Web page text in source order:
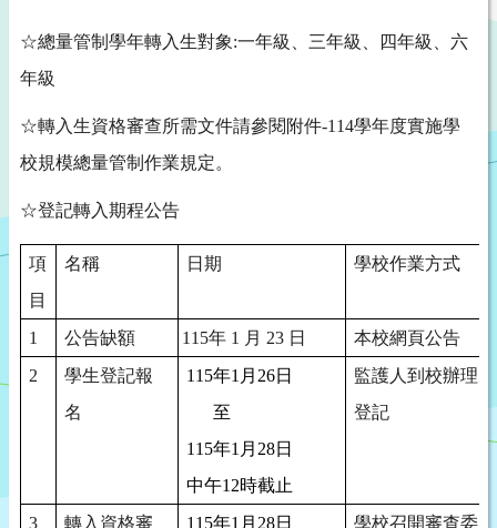
☆總量管制學年轉入生對象:一年級、三年級、四年級、六
年級
☆轉入生資格審查所需文件請參閱附件-114學年度實施學
校規模總量管制作業規定。
☆登記轉入期程公告
項
目
名稱 日期 學校作業方式
1 公告缺額 115年 1 月 23 日
本校網頁公告
2
學生登記報
名
115年1 月 26日
至
115年1 月 28日
中午12時截止
監護人到校辦理
登記
3
轉入資格審
115年1 月 28日
學校召開審查委